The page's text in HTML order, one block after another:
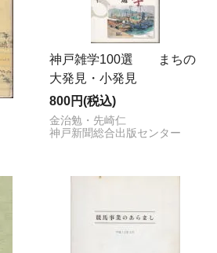
神戸雑学100選 まちの
大発見・小発見
800円(税込)
金治勉・先崎仁
神戸新聞総合出版センター